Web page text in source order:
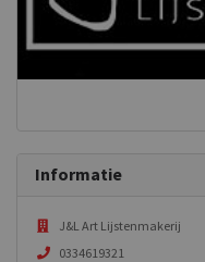
Informatie
J&L Art Lijstenmakerij
0334619321